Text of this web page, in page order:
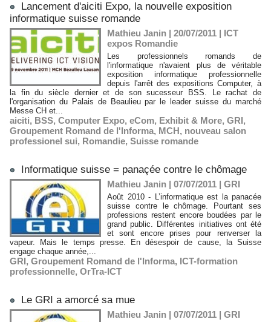
Lancement d'aiciti Expo, la nouvelle exposition
informatique suisse romande
Mathieu Janin | 20/07/2011 | ICT
expos Romandie
Les professionnels romands de
l'informatique n'avaient plus de véritable
exposition informatique professionnelle
depuis l'arrêt des expositions Computer, à
la fin du siècle dernier et de son sucesseur BSS. Le rachat de
l'organisation du Palais de Beaulieu par le leader suisse du marché
Messe CH et...
aiciti, BSS, Computer Expo, eCom, Exhibit & More, GRI,
Groupement Romand de l'Informa, MCH, nouveau salon
professionel sui, Romandie, Suisse romande
Informatique suisse = panaçée contre le chômage
Mathieu Janin | 07/07/2011 | GRI
Août 2010 - L’informatique est la panacée
suisse contre le chômage. Pourtant ses
professions restent encore boudées par le
grand public. Différentes initiatives ont été
et sont encore prises pour renverser la
vapeur. Mais le temps presse. En désespoir de cause, la Suisse
engage chaque année,...
GRI, Groupement Romand de l'Informa, ICT-formation
professionnelle, OrTra-ICT
Le GRI a amorcé sa mue
Mathieu Janin | 07/07/2011 | GRI